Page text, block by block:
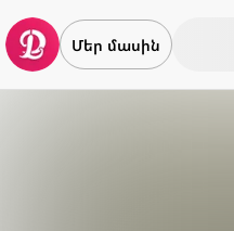
Մեր մասին